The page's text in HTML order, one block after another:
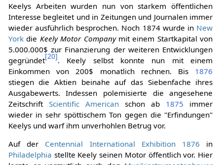
Keelys Arbeiten wurden nun von starkem öffentlichen
Interesse begleitet und in Zeitungen und Journalen immer
wieder ausführlich besprochen. Noch 1874 wurde in New
Yorkdie Keely Motor Companymit einem Startkapital von
5.000.000$ zur Finanzierung der weiteren Entwicklungen
gegründet[20]. Keely selbst konnte nun mit einem
Einkommen von 200$ monatlich rechnen. Bis 1876
stiegen die Aktien beinahe auf das Siebenfache ihres
Ausgabewerts. Indessen polemisierte die angesehene
Zeitschrift Scientific Americanschon ab 1875 immer
wieder in sehr spöttischem Ton gegen die "Erfindungen"
Keelys und warf ihm unverhohlen Betrug vor.
Auf der Centennial International Exhibition 1876 in
Philadelphia stellte Keely seinen Motor öffentlich vor. Hier